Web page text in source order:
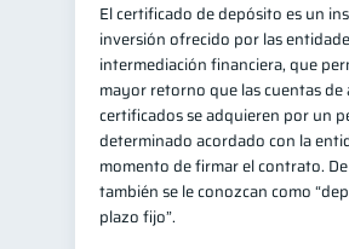
El certificado de depósito es un
inversión ofrecido por las
intermediación financiera, que
mayor retorno que las cuentas de
certificados se adquieren por un
determinado acordado con la
momento de firmar el contrato.
también se le conozcan como
plazo fijo”.